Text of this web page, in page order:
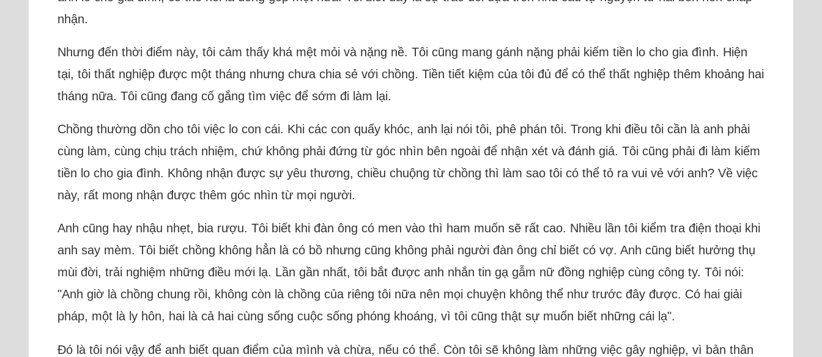
nhận.
Nhưng đến thời điểm này, tôi cảm thấy khá mệt mỏi và nặng nề. Tôi cũng mang gánh nặng phải kiếm tiền lo cho gia đình. Hiện
tại, tôi thất nghiệp được một tháng nhưng chưa chia sẻ với chồng. Tiền tiết kiệm của tôi đủ để có thể thất nghiệp thêm khoảng hai
tháng nữa. Tôi cũng đang cố gắng tìm việc để sớm đi làm lại.
Chồng thường dồn cho tôi việc lo con cái. Khi các con quấy khóc, anh lại nói tôi, phê phán tôi. Trong khi điều tôi cần là anh phải
cùng làm, cùng chịu trách nhiệm, chứ không phải đứng từ góc nhìn bên ngoài để nhận xét và đánh giá. Tôi cũng phải đi làm kiếm
tiền lo cho gia đình. Không nhận được sự yêu thương, chiều chuộng từ chồng thì làm sao tôi có thể tỏ ra vui vẻ với anh? Về việc
này, rất mong nhận được thêm góc nhìn từ mọi người.
Anh cũng hay nhậu nhẹt, bia rượu. Tôi biết khi đàn ông có men vào thì ham muốn sẽ rất cao. Nhiều lần tôi kiểm tra điện thoại khi
anh say mèm. Tôi biết chồng không hẳn là có bồ nhưng cũng không phải người đàn ông chỉ biết có vợ. Anh cũng biết hưởng thụ
mùi đời, trải nghiệm những điều mới lạ. Lần gần nhất, tôi bắt được anh nhắn tin gạ gẫm nữ đồng nghiệp cùng công ty. Tôi nói:
"Anh giờ là chồng chung rồi, không còn là chồng của riêng tôi nữa nên mọi chuyện không thể như trước đây được. Có hai giải
pháp, một là ly hôn, hai là cả hai cùng sống cuộc sống phóng khoáng, vì tôi cũng thật sự muốn biết những cái lạ".
Đó là tôi nói vậy để anh biết quan điểm của mình và chừa, nếu có thể. Còn tôi sẽ không làm những việc gây nghiệp, vì bản thân